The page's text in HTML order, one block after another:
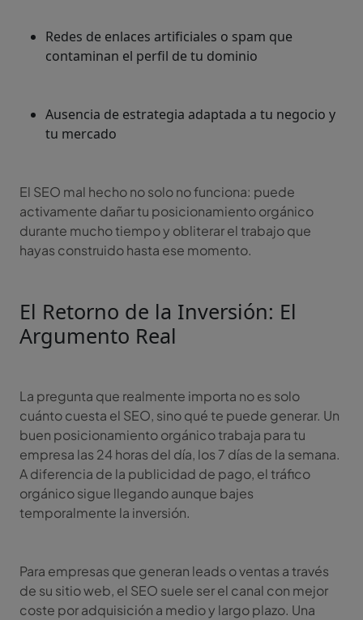
Redes de enlaces artificiales o spam que
contaminan el perfil de tu dominio
Ausencia de estrategia adaptada a tu negocio y
tu mercado
El SEO mal hecho no solo no funciona: puede
activamente dañar tu posicionamiento orgánico
durante mucho tiempo y obliterar el trabajo que
hayas construido hasta ese momento.
El Retorno de la Inversión: El
Argumento Real
La pregunta que realmente importa no es solo
cuánto cuesta el SEO, sino qué te puede generar. Un
buen posicionamiento orgánico trabaja para tu
empresa las 24 horas del día, los 7 días de la semana.
A diferencia de la publicidad de pago, el tráfico
orgánico sigue llegando aunque bajes
temporalmente la inversión.
Para empresas que generan leads o ventas a través
de su sitio web, el SEO suele ser el canal con mejor
coste por adquisición a medio y largo plazo. Una